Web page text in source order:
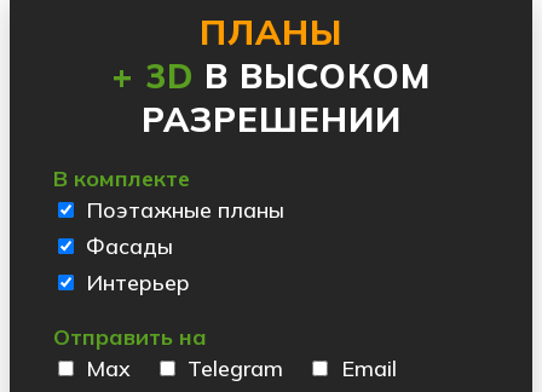
ПЛАНЫ
+ 3D В ВЫСОКОМ
РАЗРЕШЕНИИ
В комплекте
Поэтажные планы
Фасады
Интерьер
Отправить на
Max
Telegram Email